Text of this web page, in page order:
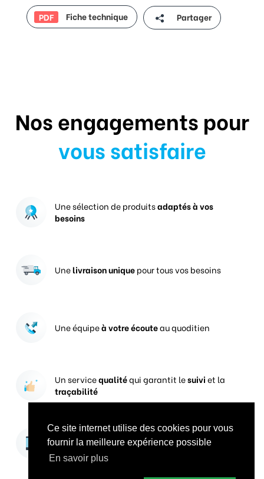
Ce site internet utilise des cookies pour vous
fournir la meilleure expérience possible
En savoir plus
PDF Fiche technique Partager
Nos engagements pour
vous satisfaire
Une sélection de produitsadaptés à vos
besoins
Unelivraison uniquepour tous vos besoins
Une équipeà votre écouteau quoditien
Un servicequalitéqui garantit lesuiviet la
traçabilité
Vos prises de commandesouvertes 24h/24